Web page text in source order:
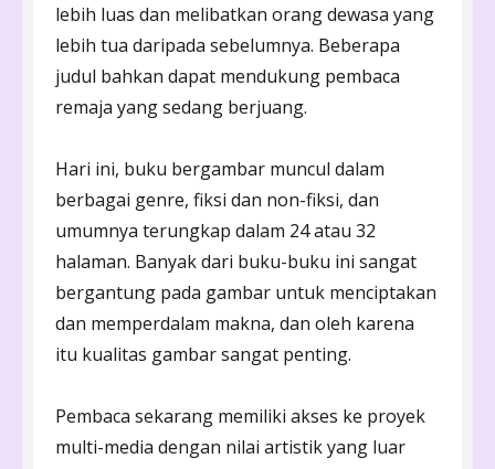
lebih luas dan melibatkan orang dewasa yang
lebih tua daripada sebelumnya. Beberapa
judul bahkan dapat mendukung pembaca
remaja yang sedang berjuang.
Hari ini, buku bergambar muncul dalam
berbagai genre, fiksi dan non-fiksi, dan
umumnya terungkap dalam 24 atau 32
halaman. Banyak dari buku-buku ini sangat
bergantung pada gambar untuk menciptakan
dan memperdalam makna, dan oleh karena
itu kualitas gambar sangat penting.
Pembaca sekarang memiliki akses ke proyek
multi-media dengan nilai artistik yang luar